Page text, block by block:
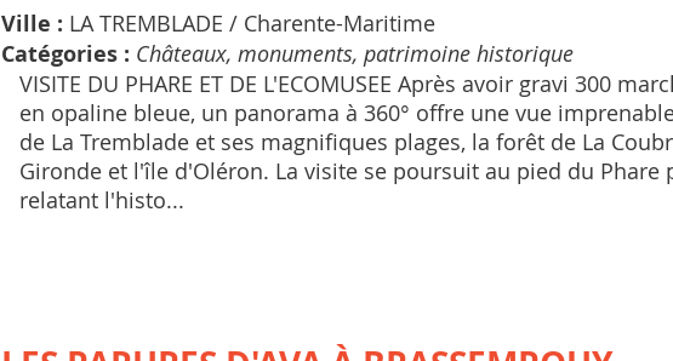
Ville : LA TREMBLADE / Charente-Maritime
Catégories : Châteaux, monuments, patrimoine historique
VISITE DU PHARE ET DE L'ECOMUSEE Après avoir gravi 300
en opaline bleue, un panorama à 360° offre une vue
de La Tremblade et ses magnifiques plages, la forêt de La
Gironde et l'île d'Oléron. La visite se poursuit au pied du Phare
relatant l'histo...